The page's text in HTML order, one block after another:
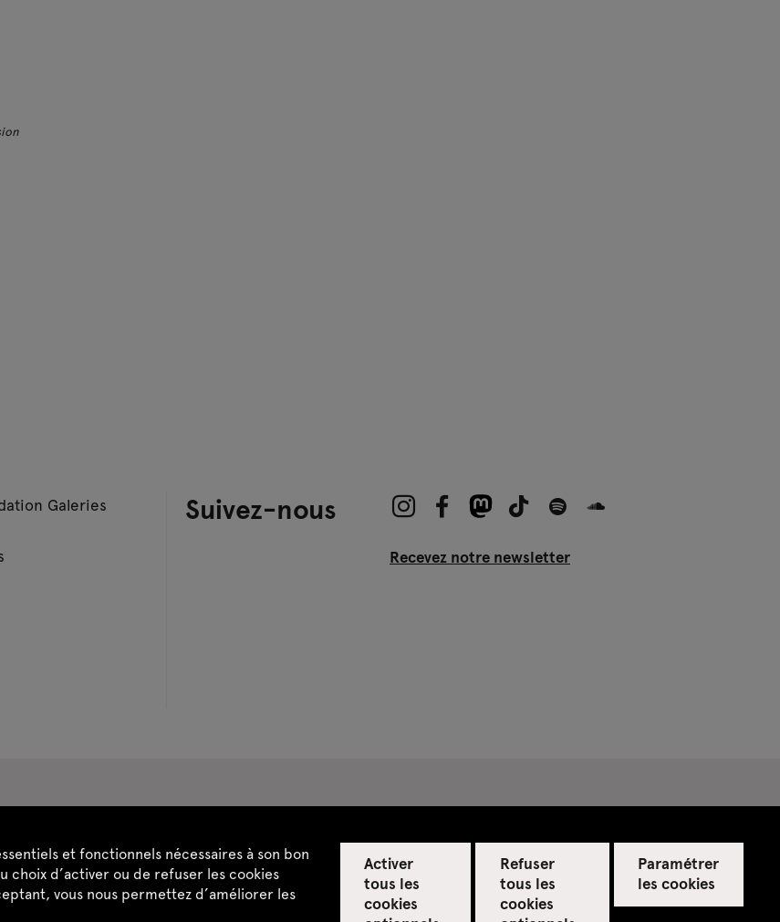
et fonctionnels nécessaires à son bon
choix d’activer ou de refuser les cookies
vous nous permettez d’améliorer les
Activer
tous les
cookies
Refuser
tous les
cookies
Paramétrer
les cookies
Galeries
Suivez-nous
Recevez notre newsletter
CGU / CGV Plan du site